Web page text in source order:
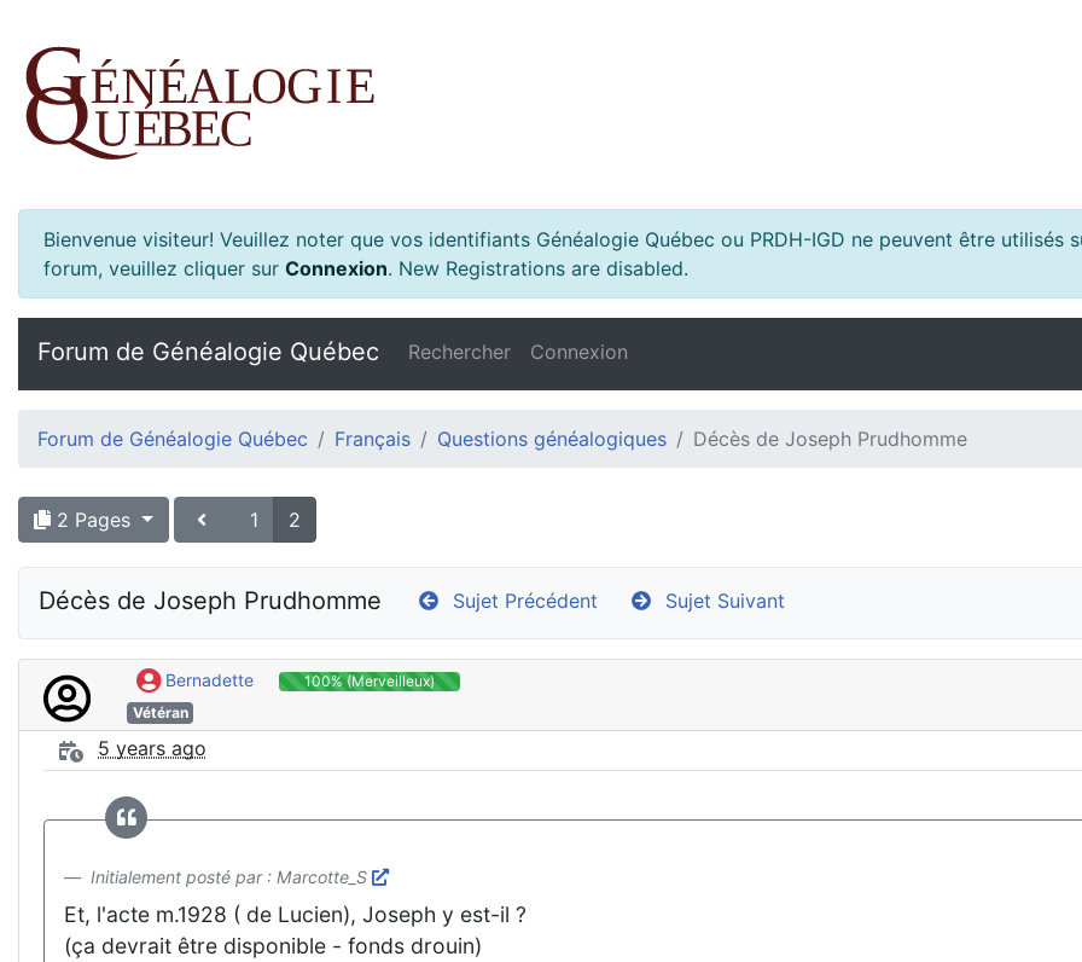
Bienvenue visiteur! Veuillez noter que vos identifiants Généalogie Québec ou PRDH-IGD ne peuvent être
forum, veuillez cliquer sur Connexion. New Registrations are disabled.
Forum de Généalogie Québec Rechercher Connexion
Forum de Généalogie Québec Français Questions généalogiques Décès de Joseph Prudhomme
2 Pages 1 2
Décès de Joseph Prudhomme Sujet Précédent Sujet Suivant
Bernadette
100% (Merveilleux)
Vétéran
5 years ago
Initialement posté par : Marcotte_S
Et, l'acte m.1928 ( de Lucien), Joseph y est-il ?
(ça devrait être disponible - fonds drouin)